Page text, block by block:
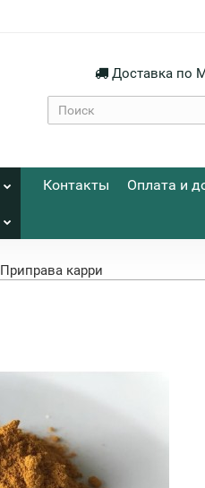
Доставка по
Контакты Оплата и
Приправа карри